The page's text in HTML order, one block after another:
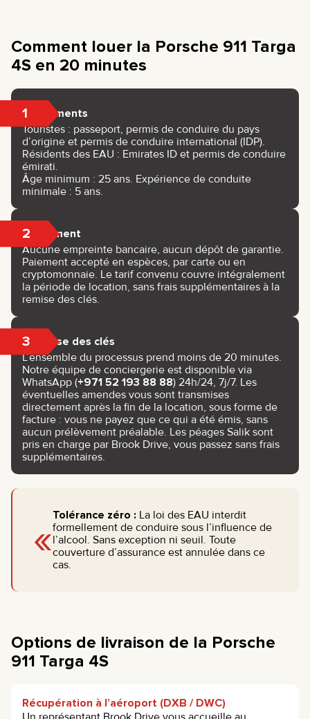
Comment louer la Porsche 911 Targa
4S en 20 minutes
1 Documents
Touristes : passeport, permis de conduire du pays
d’origine et permis de conduire international (IDP).
Résidents des EAU : Emirates ID et permis de conduire
émirati.
Âge minimum : 25 ans. Expérience de conduite
minimale : 5 ans.
2 Paiement
Aucune empreinte bancaire, aucun dépôt de garantie.
Paiement accepté en espèces, par carte ou en
cryptomonnaie. Le tarif convenu couvre intégralement
la période de location, sans frais supplémentaires à la
remise des clés.
3 Remise des clés
L’ensemble du processus prend moins de 20 minutes.
Notre équipe de conciergerie est disponible via
WhatsApp (+971 52 193 88 88) 24h/24, 7j/7. Les
éventuelles amendes vous sont transmises
directement après la fin de la location, sous forme de
facture : vous ne payez que ce qui a été émis, sans
aucun prélèvement préalable. Les péages Salik sont
pris en charge par Brook Drive, vous passez sans frais
supplémentaires.
«Tolérance zéro : La loi des EAU interdit
formellement de conduire sous l’influence de
l’alcool. Sans exception ni seuil. Toute
couverture d’assurance est annulée dans ce
cas.
Options de livraison de la Porsche
911 Targa 4S
Récupération à l’aéroport (DXB / DWC)